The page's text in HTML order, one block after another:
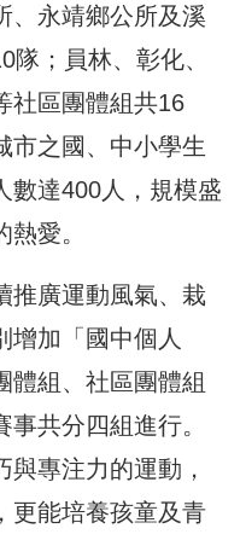
、永靖鄉公所及溪
；員林、彰化、
社區團體組共16
市之國、中小學生
數達400人，規模盛
愛。
推廣運動風氣、栽
增加「國中個人
體組、社區團體組
共分四組進行。
專注力的運動，
更能培養孩童及青